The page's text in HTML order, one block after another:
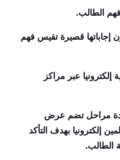
الطالب.
إجاباتها قصيرة تقيس فهم
إلكترونيا عبر مراكز
مراحل تضم عرض
من المعلمين إلكترونيا بهدف التأكد
الطالب.